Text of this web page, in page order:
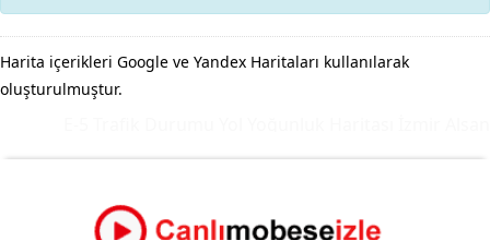
Harita içerikleri Google ve Yandex Haritaları kullanılarak
oluşturulmuştur.